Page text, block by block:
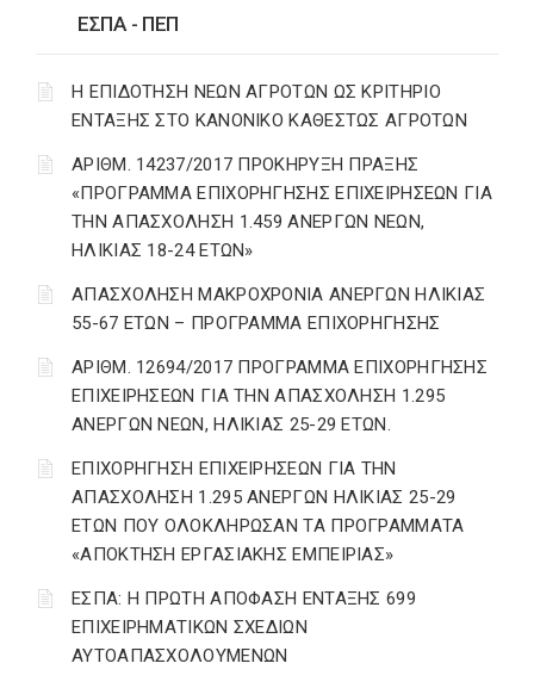
ΕΣΠΑ - ΠΕΠ
Η ΕΠΙΔΟΤΗΣΗ ΝΕΩΝ ΑΓΡΟΤΩΝ ΩΣ ΚΡΙΤΗΡΙΟ
ΕΝΤΑΞΗΣ ΣΤΟ ΚΑΝΟΝΙΚΟ ΚΑΘΕΣΤΩΣ ΑΓΡΟΤΩΝ
ΑΡΙΘΜ. 14237/2017 ΠΡΟΚΗΡΥΞΗ ΠΡΑΞΗΣ
«ΠΡΟΓΡΑΜΜΑ ΕΠΙΧΟΡΗΓΗΣΗΣ ΕΠΙΧΕΙΡΗΣΕΩΝ ΓΙΑ
ΤΗΝ ΑΠΑΣΧΟΛΗΣΗ 1.459 ΑΝΕΡΓΩΝ ΝΕΩΝ,
ΗΛΙΚΙΑΣ 18-24 ΕΤΩΝ»
ΑΠΑΣΧΟΛΗΣΗ ΜΑΚΡΟΧΡΟΝΙΑ ΑΝΕΡΓΩΝ ΗΛΙΚΙΑΣ
55-67 ΕΤΩΝ – ΠΡΟΓΡΑΜΜΑ ΕΠΙΧΟΡΗΓΗΣΗΣ
ΑΡΙΘΜ. 12694/2017 ΠΡΟΓΡΑΜΜΑ ΕΠΙΧΟΡΗΓΗΣΗΣ
ΕΠΙΧΕΙΡΗΣΕΩΝ ΓΙΑ ΤΗΝ ΑΠΑΣΧΟΛΗΣΗ 1.295
ΑΝΕΡΓΩΝ ΝΕΩΝ, ΗΛΙΚΙΑΣ 25-29 ΕΤΩΝ.
ΕΠΙΧΟΡΗΓΗΣΗ ΕΠΙΧΕΙΡΗΣΕΩΝ ΓΙΑ ΤΗΝ
ΑΠΑΣΧΟΛΗΣΗ 1.295 ΑΝΕΡΓΩΝ ΗΛΙΚΙΑΣ 25-29
ΕΤΩΝ ΠΟΥ ΟΛΟΚΛΗΡΩΣΑΝ ΤΑ ΠΡΟΓΡΑΜΜΑΤΑ
«ΑΠΟΚΤΗΣΗ ΕΡΓΑΣΙΑΚΗΣ ΕΜΠΕΙΡΙΑΣ»
ΕΣΠΑ: Η ΠΡΩΤΗ ΑΠΟΦΑΣΗ ΕΝΤΑΞΗΣ 699
ΕΠΙΧΕΙΡΗΜΑΤΙΚΩΝ ΣΧΕΔΙΩΝ
ΑΥΤΟΑΠΑΣΧΟΛΟΥΜΕΝΩΝ